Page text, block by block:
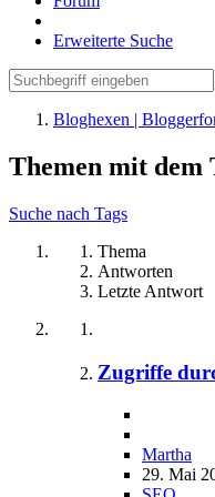
Erweiterte Suche
Bloghexen |
Themen mit dem
Suche nach Tags
Thema
Antworten
Letzte Antwort
Zugriffe
Martha
29. Mai